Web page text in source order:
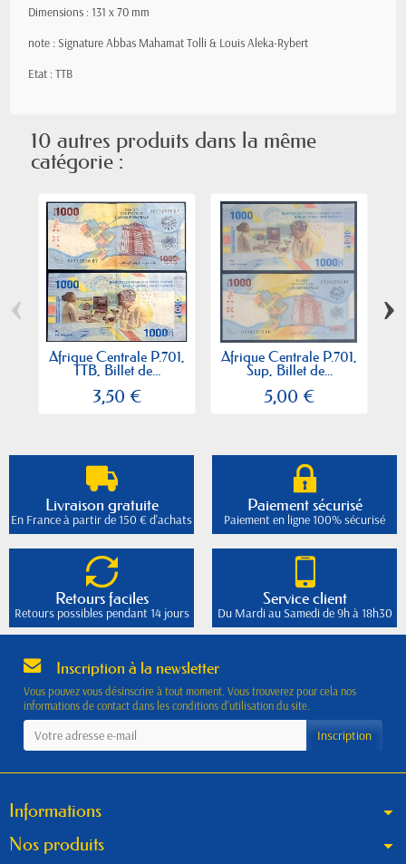
Dimensions : 131 x 70 mm
note : Signature Abbas Mahamat Tolli & Louis Aleka-Rybert
Etat : TTB
10 autres produits dans la même
catégorie :
Afrique Centrale P.701,
TTB, Billet de...
3,50 €
Afrique Centrale P.701,
Sup, Billet de...
5,00 €
‹ ›
Livraison gratuite
En France à partir de 150 € d'achats
Paiement sécurisé
Paiement en ligne 100% sécurisé
Retours faciles
Retours possibles pendant 14 jours
Service client
Du Mardi au Samedi de 9h à 18h30
Inscription à la newsletter
Vous pouvez vous désinscrire à tout moment. Vous trouverez pour cela nos
informations de contact dans les conditions d'utilisation du site.
Informations
Nos produits